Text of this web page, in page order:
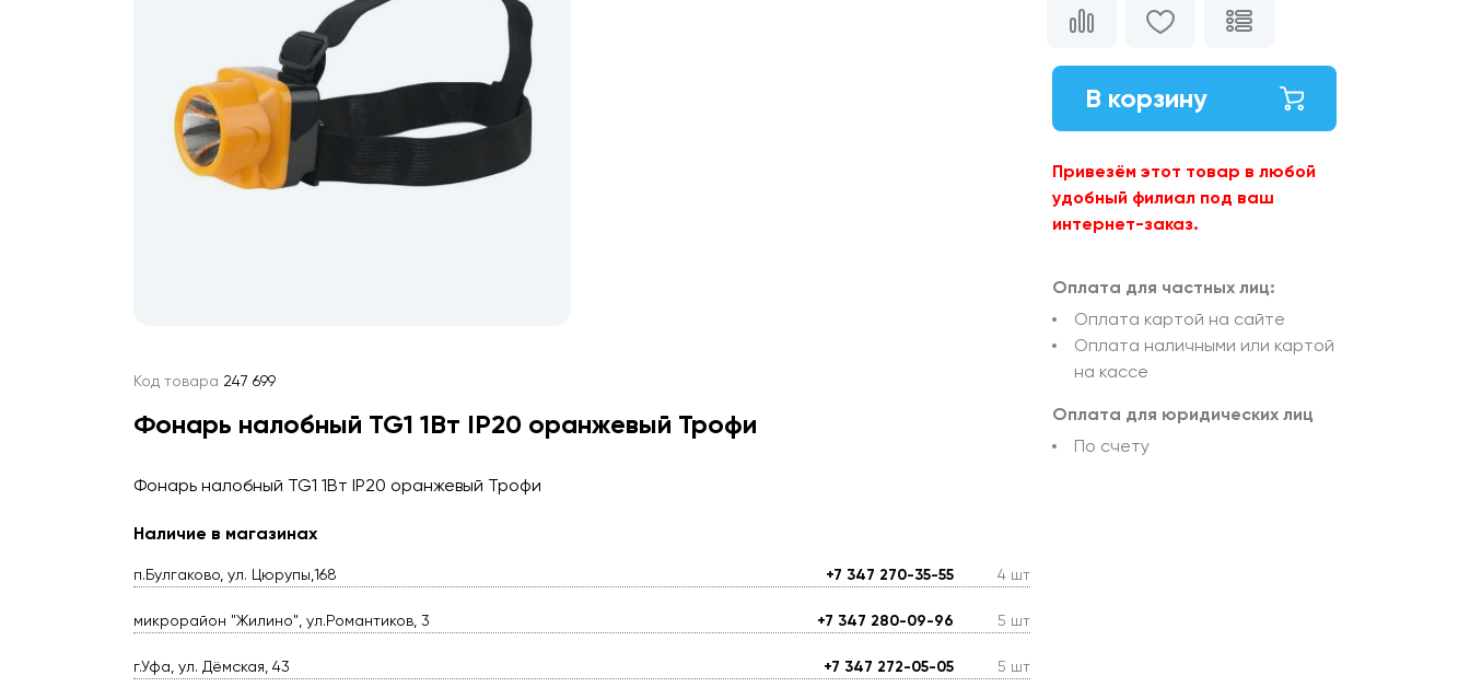
Код товара 247 699
Фонарь налобный TG1 1Вт IP20 оранжевый Трофи
Фонарь налобный TG1 1Вт IP20 оранжевый Трофи
Наличие в магазинах
п.Булгаково, ул. Цюрупы,168 +7 347 270-35-55 4 шт
микрорайон "Жилино", ул.Романтиков, 3 +7 347 280-09-96 5 шт
г.Уфа, ул. Дёмская, 43 +7 347 272-05-05 5 шт
В корзину
Привезём этот товар в любой
удобный филиал под ваш
интернет-заказ.
Оплата для частных лиц:
Оплата картой на сайте
Оплата наличными или картой
на кассе
Оплата для юридических лиц
По счету